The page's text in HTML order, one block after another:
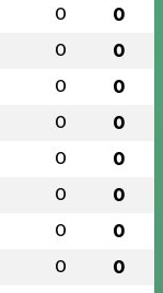
0 0
0 0
0 0
0 0
0 0
0 0
0 0
0 0